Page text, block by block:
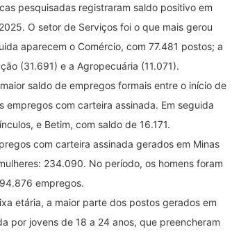
pesquisadas registraram saldo positivo em
O setor de Serviços foi o que mais gerou
aparecem o Comércio, com 77.481 postos; a
(31.691) e a Agropecuária (11.071).
saldo de empregos formais entre o início de
com carteira assinada. Em seguida
e Betim, com saldo de 16.171.
com carteira assinada gerados em Minas
234.090. No período, os homens foram
empregos.
etária, a maior parte dos postos gerados em
por jovens de 18 a 24 anos, que preencheram